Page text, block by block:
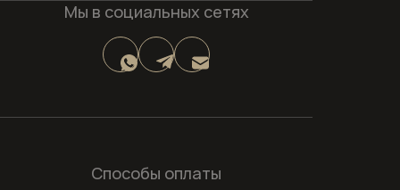
Мы в социальных сетях
Способы оплаты